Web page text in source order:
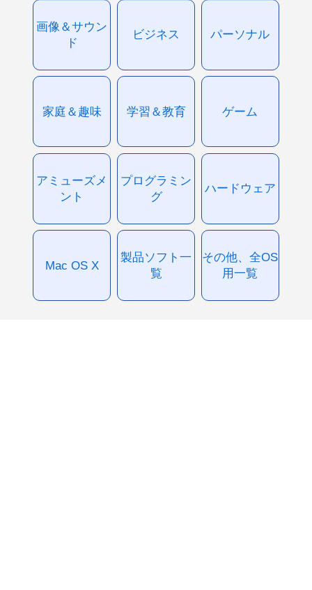
画像＆サウン
ド
ビジネス パーソナル
家庭＆趣味 学習＆教育 ゲーム
アミューズメ
ント
プログラミン
グ
ハードウェア
Mac OS X
製品ソフト一
覧
その他、全OS
用一覧